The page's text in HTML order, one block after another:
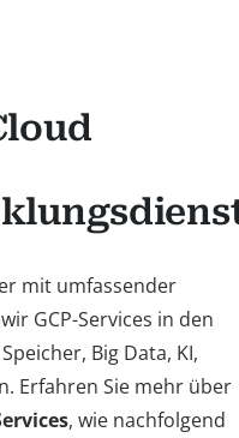
mit umfassender
GCP-Services in den
Big Data, KI,
Erfahren Sie mehr über
, wie nachfolgend